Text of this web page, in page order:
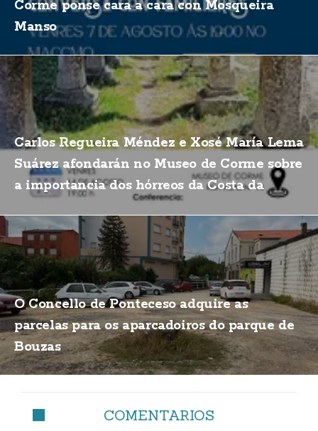
Corme ponse cara a cara con Mosqueira
Manso
Carlos Regueira Méndez e Xosé María Lema
Suárez afondarán no Museo de Corme sobre
a importancia dos hórreos da Costa da
O Concello de Ponteceso adquire as
parcelas para os aparcadoiros do parque de
Bouzas
COMENTARIOS